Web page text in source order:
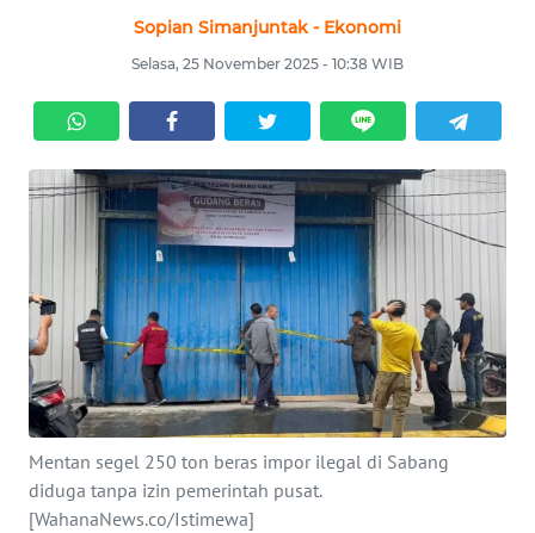
Sopian Simanjuntak - Ekonomi
Selasa, 25 November 2025 - 10:38 WIB
Mentan segel 250 ton beras impor ilegal di Sabang
diduga tanpa izin pemerintah pusat.
[WahanaNews.co/Istimewa]
KRIMINAL
EKUIN
SAINS-TEKNO
KESEHATAN
INTERNASIONAL
SERBA-SERBI
PENDIDIKAN